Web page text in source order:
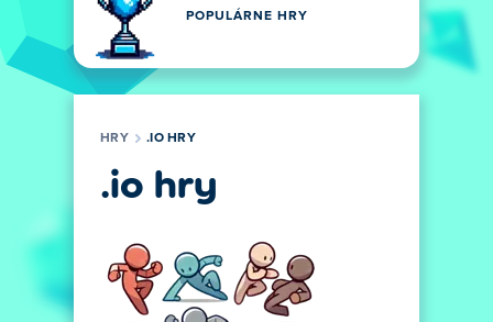
POPULÁRNE HRY
HRY .IO HRY
.io hry